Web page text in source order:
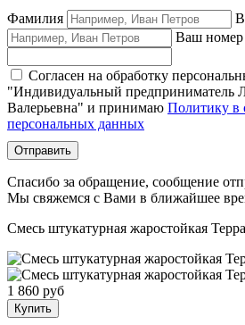
Фамилия
Ваш номер
Согласен на обработку
"Индивидуальный предприниматель
Валерьевна" и принимаю Политику в
персональных данных
Отправить
Спасибо за обращение, сообщение
Мы свяжемся с Вами в ближайшее
Смесь штукатурная жаростойкая
1 860 руб
Купить